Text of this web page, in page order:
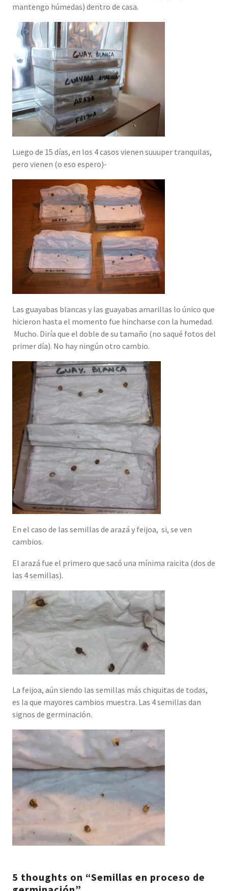
mantengo húmedas) dentro de casa.
Luego de 15 días, en los 4 casos vienen suuuper tranquilas,
pero vienen (o eso espero)-
Las guayabas blancas y las guayabas amarillas lo único que
hicieron hasta el momento fue hincharse con la humedad.
Mucho. Diría que el doble de su tamaño (no saqué fotos del
primer día). No hay ningún otro cambio.
En el caso de las semillas de arazá y feijoa, si, se ven
cambios.
El arazá fue el primero que sacó una mínima raicita (dos de
las 4 semillas).
La feijoa, aún siendo las semillas más chiquitas de todas,
es la que mayores cambios muestra. Las 4 semillas dan
signos de germinación.
5 thoughts on “Semillas en proceso de